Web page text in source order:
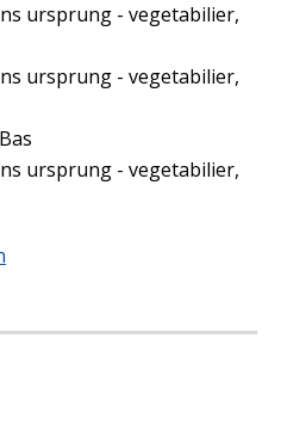
ursprung - vegetabilier,
ursprung - vegetabilier,
ursprung - vegetabilier,